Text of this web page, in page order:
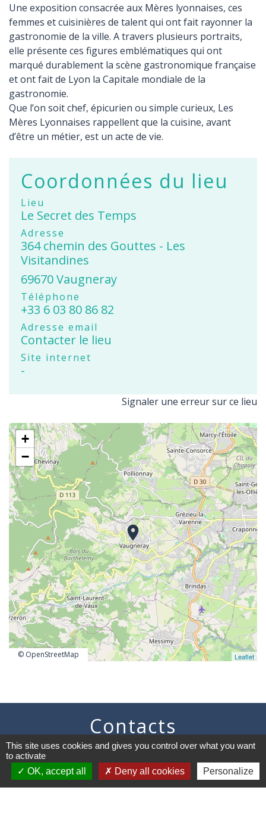
Une exposition consacrée aux Mères lyonnaises, ces
femmes et cuisinières de talent qui ont fait rayonner la
gastronomie de la ville. A travers plusieurs portraits,
elle présente ces figures emblématiques qui ont
marqué durablement la scène gastronomique française
et ont fait de Lyon la Capitale mondiale de la
gastronomie.
Que l’on soit chef, épicurien ou simple curieux, Les
Mères Lyonnaises rappellent que la cuisine, avant
d’être un métier, est un acte de vie.
Coordonnées du lieu
Lieu
Le Secret des Temps
Adresse
364 chemin des Gouttes - Les
Visitandines
69670 Vaugneray
Téléphone
+33 6 03 80 86 82
Adresse email
Contacter le lieu
Site internet
-
Signaler une erreur sur ce lieu
location_on
+
−
Leaflet
© OpenStreetMap
Contacts
Commune de Vaugneray
69670 Vaugneray - FRANCE
+33 4 78 45 80 48
This site uses cookies and gives you control over what you want
to activate
OK, accept all
Deny all cookies Personalize